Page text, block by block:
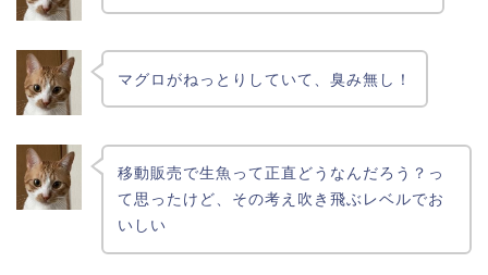
マグロがねっとりしていて、臭み無し！
移動販売で生魚って正直どうなんだろう？っ
て思ったけど、その考え吹き飛ぶレベルでお
いしい